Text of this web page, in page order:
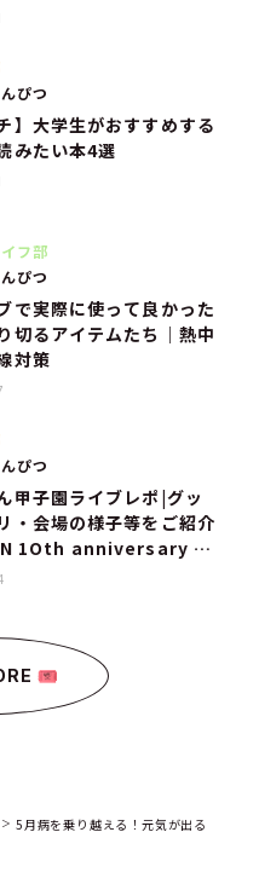
ぴつ
】大学生がおすすめする
みたい本4選
フ部
ぴつ
で実際に使って良かった
切るアイテムたち｜熱中
対策
ぴつ
甲子園ライブレポ|グッ
・会場の様子等をご紹介
1Oth anniversary LI
阪神甲子園球場】
5月病を乗り越える！元気が出る